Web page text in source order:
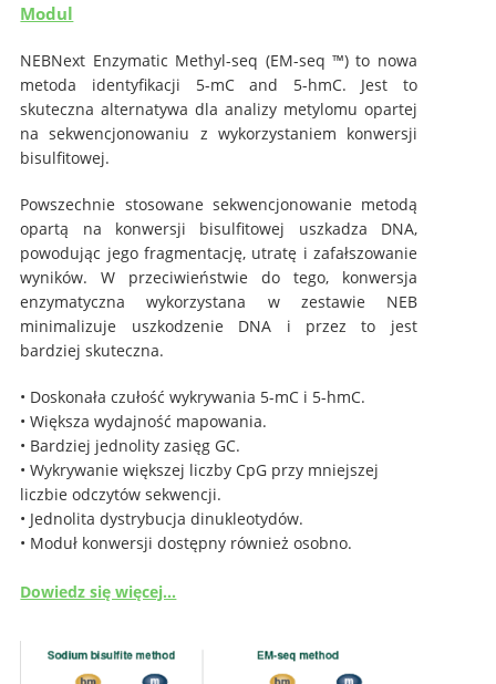
Modul
NEBNext Enzymatic Methyl-seq (EM-seq ™) to nowa
metoda identyfikacji 5-mC and 5-hmC. Jest to
skuteczna alternatywa dla analizy metylomu opartej
na sekwencjonowaniu z wykorzystaniem konwersji
bisulfitowej.
Powszechnie stosowane sekwencjonowanie metodą
opartą na konwersji bisulfitowej uszkadza DNA,
powodując jego fragmentację, utratę i zafałszowanie
wyników. W przeciwieństwie do tego, konwersja
enzymatyczna wykorzystana w zestawie NEB
minimalizuje uszkodzenie DNA i przez to jest
bardziej skuteczna.
• Doskonała czułość wykrywania 5-mC i 5-hmC.
• Większa wydajność mapowania.
• Bardziej jednolity zasięg GC.
• Wykrywanie większej liczby CpG przy mniejszej
liczbie odczytów sekwencji.
• Jednolita dystrybucja dinukleotydów.
• Moduł konwersji dostępny również osobno.
Dowiedz się więcej…